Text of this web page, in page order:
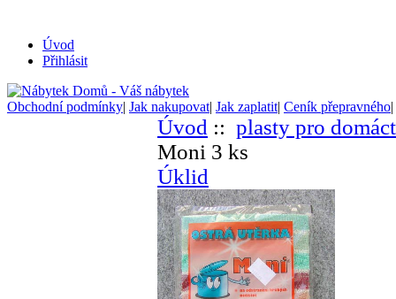
Úvod
Přihlásit
Obchodní podmínky| Jak nakupovat| Jak zaplatit| Ceník přepravného|
Úvod :: plasty pro
Moni 3 ks
Úklid